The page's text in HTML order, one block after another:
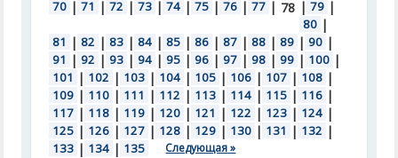
70 | 71 | 72 | 73 | 74 | 75 | 76 | 77 | 78 | 79 |
80 |
81 | 82 | 83 | 84 | 85 | 86 | 87 | 88 | 89 | 90 |
91 | 92 | 93 | 94 | 95 | 96 | 97 | 98 | 99 | 100 |
101 | 102 | 103 | 104 | 105 | 106 | 107 | 108 |
109 | 110 | 111 | 112 | 113 | 114 | 115 | 116 |
117 | 118 | 119 | 120 | 121 | 122 | 123 | 124 |
125 | 126 | 127 | 128 | 129 | 130 | 131 | 132 |
133 | 134 | 135 Следующая »